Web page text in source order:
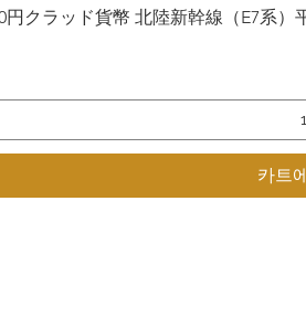
제
クラッド貨幣 北陸新幹線（E7系
카트